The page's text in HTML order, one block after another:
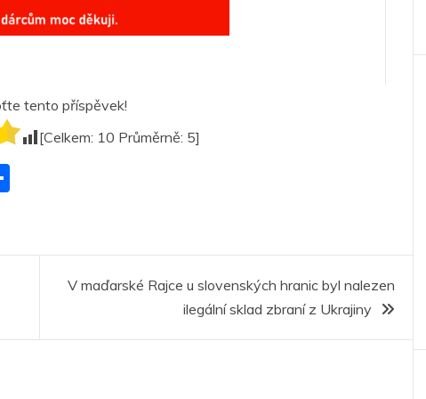
tento příspěvek!
[Celkem: 10 Průměrně: 5]
e
V maďarské Rajce u slovenských hranic byl nalezen
ilegální sklad zbraní z Ukrajiny